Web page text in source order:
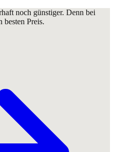
noch günstiger. Denn bei
besten Preis.